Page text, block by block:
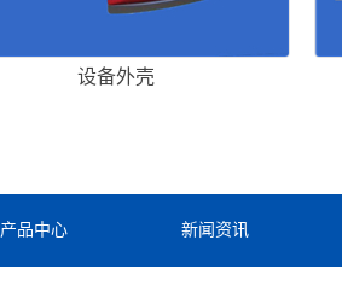
设备外壳
产品中心 新闻资讯